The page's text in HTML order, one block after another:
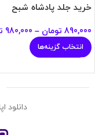
خرید جلد پادشاه شبح
890,000 تومان –
980,000
انتخاب گزینه‌ها